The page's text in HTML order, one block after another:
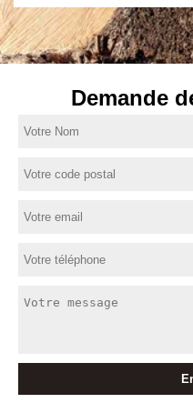
Demande